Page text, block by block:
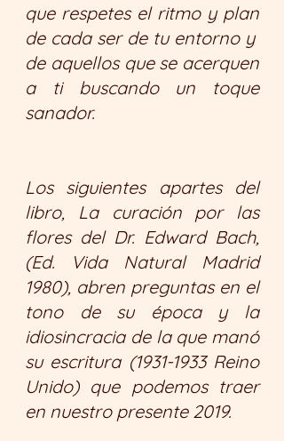
que respetes el ritmo y plan
de cada ser de tu entorno y
de aquellos que se acerquen
a ti buscando un toque
sanador.
Los siguientes apartes del
libro, La curación por las
flores del Dr. Edward Bach,
(Ed. Vida Natural Madrid
1980), abren preguntas en el
tono de su época y la
idiosincracia de la que manó
su escritura (1931-1933 Reino
Unido) que podemos traer
en nuestro presente 2019.